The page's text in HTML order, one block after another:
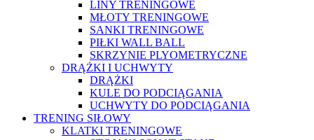
LINY TRENINGOWE
MŁOTY TRENINGOWE
SANKI TRENINGOWE
PIŁKI WALL BALL
SKRZYNIE PLYOMETRYCZNE
DRĄŻKI I UCHWYTY
DRĄŻKI
KULE DO PODCIĄGANIA
UCHWYTY DO PODCIĄGANIA
TRENING SIŁOWY
KLATKI TRENINGOWE